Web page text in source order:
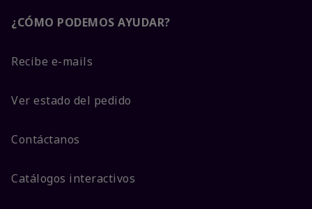
¿CÓMO PODEMOS AYUDAR?
Recibe e-mails
Ver estado del pedido
Contáctanos
Catálogos interactivos